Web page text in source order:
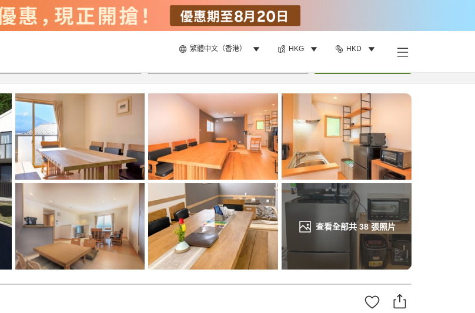
繁體中文（香港） HKG HKD
查看全部共 38張照片